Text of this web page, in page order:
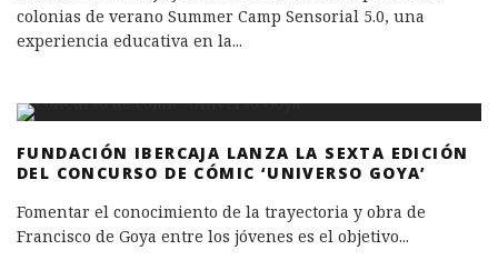
colonias de verano Summer Camp Sensorial 5.0, una
experiencia educativa en la...
FUNDACIÓN IBERCAJA LANZA LA SEXTA EDICIÓN
DEL CONCURSO DE CÓMIC ‘UNIVERSO GOYA’
Fomentar el conocimiento de la trayectoria y obra de
Francisco de Goya entre los jóvenes es el objetivo...